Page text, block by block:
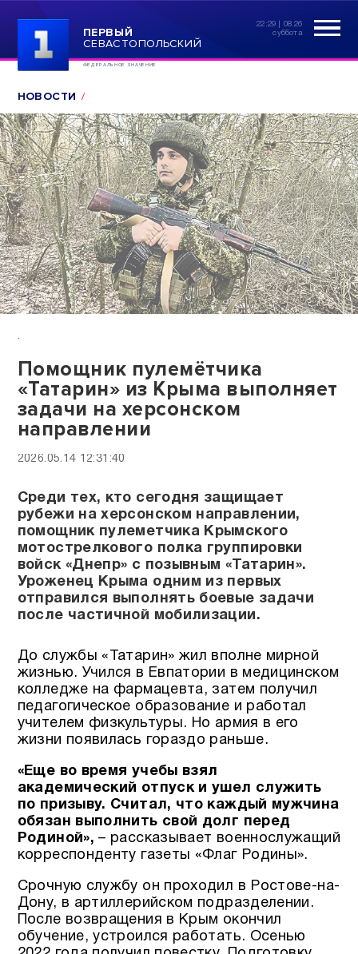
ПЕРВЫЙ
СЕВАСТОПОЛЬСКИЙ
ФЕДЕРАЛЬНОЕ ЗНАЧЕНИЕ
22:29 | 08.26
суббота
НОВОСТИ
.
Помощник пулемётчика
«Татарин» из Крыма выполняет
задачи на херсонском
направлении
2026.05.14 12:31:40
Среди тех, кто сегодня защищает
рубежи на херсонском направлении,
помощник пулеметчика Крымского
мотострелкового полка группировки
войск «Днепр» с позывным «Татарин».
Уроженец Крыма одним из первых
отправился выполнять боевые задачи
после частичной мобилизации.
До службы «Татарин» жил вполне мирной
жизнью. Учился в Евпатории в медицинском
колледже на фармацевта, затем получил
педагогическое образование и работал
учителем физкультуры. Но армия в его
жизни появилась гораздо раньше.
«Еще во время учебы взял
академический отпуск и ушел служить
по призыву. Считал, что каждый мужчина
обязан выполнить свой долг перед
Родиной», – рассказывает военнослужащий
корреспонденту газеты «Флаг Родины».
Срочную службу он проходил в Ростове-на-
Дону, в артиллерийском подразделении.
После возвращения в Крым окончил
обучение, устроился работать. Осенью